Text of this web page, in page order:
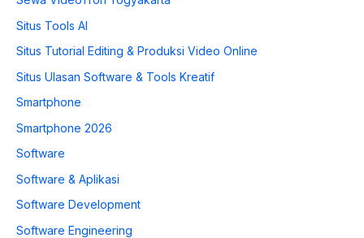
Situs Tools AI
Situs Tutorial Editing & Produksi Video Online
Situs Ulasan Software & Tools Kreatif
Smartphone
Smartphone 2026
Software
Software & Aplikasi
Software Development
Software Engineering